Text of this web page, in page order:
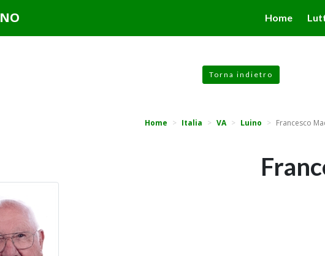
Home
Torna indietro
Home Italia VA Luino Francesco
cliccando su un link o proseguendo la navigazione in altra maniera,